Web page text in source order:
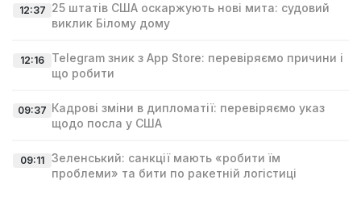
12:37 25 штатів США оскаржують нові мита: судовий
виклик Білому дому
12:16
Telegram зник з App Store: перевіряємо причини і
що робити
09:37 Кадрові зміни в дипломатії: перевіряємо указ
щодо посла у США
09:11 Зеленський: санкції мають «робити їм
проблеми» та бити по ракетній логістиці